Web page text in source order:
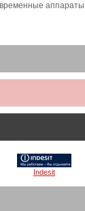
Indesit